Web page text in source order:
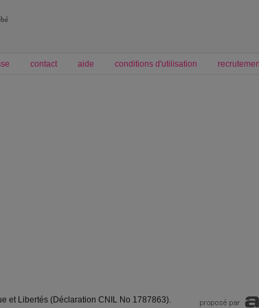
contact aide conditions d'utilisation
et Libertés (Déclaration CNIL No 1787863).